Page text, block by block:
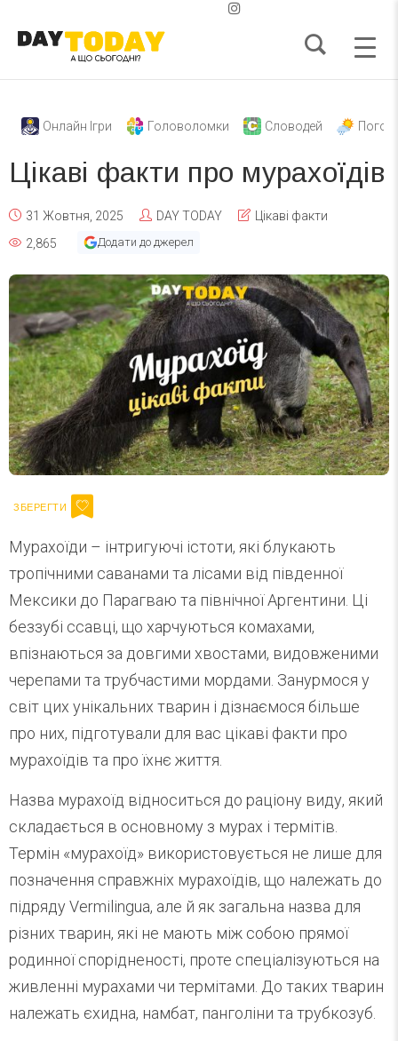
Онлайн Ігри Головоломки Словодей
Цікаві факти про мурахоїдів
31 Жовтня, 2025 DAY TODAY
Цікаві факти
2,865
Додати до джерел
Мурахоїди – інтригуючі істоти, які блукають
тропічними саванами та лісами від південної
Мексики до Парагваю та північної Аргентини. Ці
беззубі ссавці, що харчуються комахами,
впізнаються за довгими хвостами, видовженими
черепами та трубчастими мордами. Занурмося у
світ цих унікальних тварин і дізнаємося більше
про них, підготували для вас цікаві факти про
мурахоїдів та про їхнє життя.
Назва мурахоїд відноситься до раціону виду, який
складається в основному з мурах і термітів.
Термін «мурахоїд» використовується не лише для
позначення справжніх мурахоїдів, що належать до
підряду Vermilingua, але й як загальна назва для
різних тварин, які не мають між собою прямої
родинної спорідненості, проте спеціалізуються на
живленні мурахами чи термітами. До таких тварин
належать єхидна, намбат, панголіни та трубкозуб.